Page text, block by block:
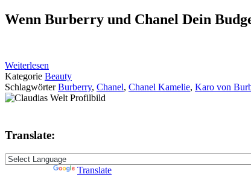
Wenn Burberry und Chanel Dein
Weiterlesen
Kategorie Beauty
SchlagwörterBurberry, Chanel, Chanel Kamelie, Karo von
Translate:
Translate